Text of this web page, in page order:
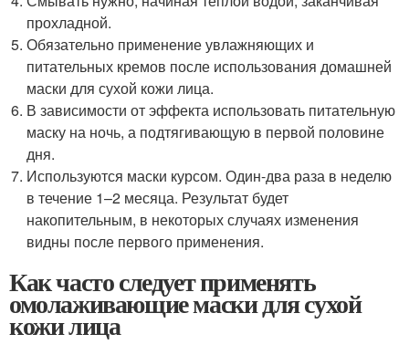
прохладной.
Обязательно применение увлажняющих и
питательных кремов после использования домашней
маски для сухой кожи лица.
В зависимости от эффекта использовать питательную
маску на ночь, а подтягивающую в первой половине
дня.
Используются маски курсом. Один-два раза в неделю
в течение 1–2 месяца. Результат будет
накопительным, в некоторых случаях изменения
видны после первого применения.
Как часто следует применять
омолаживающие маски для сухой
кожи лица